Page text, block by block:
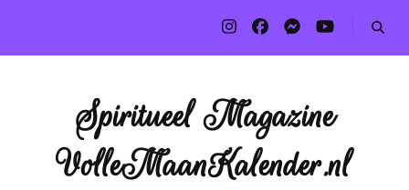
Spiritueel Magazine
VolleMaanKalender.nl